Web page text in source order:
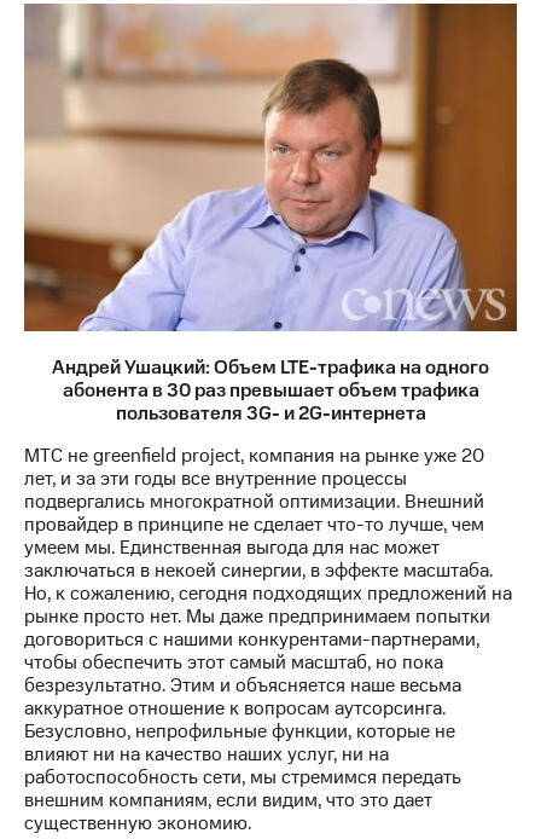
Андрей Ушацкий: Объем LTE-трафика на одного
абонента в 30 раз превышает объем трафика
пользователя 3G- и 2G-интернета
МТС не greenfield project, компания на рынке уже 20
лет, и за эти годы все внутренние процессы
подвергались многократной оптимизации. Внешний
провайдер в принципе не сделает что-то лучше, чем
умеем мы. Единственная выгода для нас может
заключаться в некоей синергии, в эффекте масштаба.
Но, к сожалению, сегодня подходящих предложений на
рынке просто нет. Мы даже предпринимаем попытки
договориться с нашими конкурентами-партнерами,
чтобы обеспечить этот самый масштаб, но пока
безрезультатно. Этим и объясняется наше весьма
аккуратное отношение к вопросам аутсорсинга.
Безусловно, непрофильные функции, которые не
влияют ни на качество наших услуг, ни на
работоспособность сети, мы стремимся передать
внешним компаниям, если видим, что это дает
существенную экономию.